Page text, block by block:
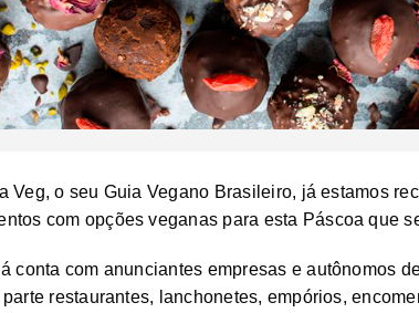
Veg, o seu Guia Vegano Brasileiro, já estamos
com opções veganas para esta Páscoa que
conta com anunciantes empresas e autônomos
parte restaurantes, lanchonetes, empórios,